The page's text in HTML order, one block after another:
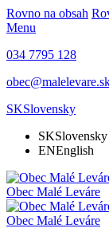
Rovno na obsah
Menu
034 7795 128
SKSlovensky
SKSlovensky
ENEnglish
Obec Malé Leváre
Obec Malé Leváre